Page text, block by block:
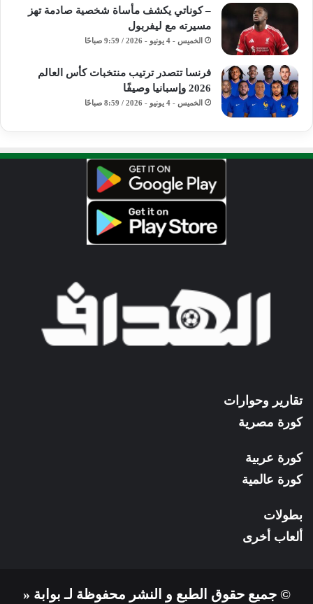
– كوناتي يكشف مأساة شخصية صادمة تهز
مسيرته مع ليفربول
الخميس - 4 يونيو - 2026 / 9:59 صباحًا
فرنسا تتصدر ترتيب منتخبات كأس العالم
2026 وإسبانيا وصيفًا
الخميس - 4 يونيو - 2026 / 8:59 صباحًا
تقارير وحوارات
كورة مصرية
كورة عربية
كورة عالمية
بطولات
ألعاب أخرى
© جميع حقوق الطبع و النشر محفوظة لـ بوابة «